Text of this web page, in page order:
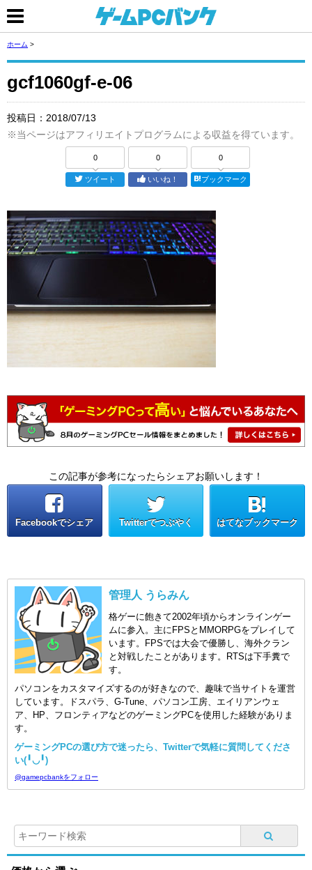
ホーム >
gcf1060gf-e-06
投稿日： 2018/07/13
※当ページはアフィリエイトプログラムによる収益を得ています。
0
ツイート
0
いいね！
0
ブックマーク
この記事が参考になったらシェアお願いします！
Facebookでシェア Twitterでつぶやく はてなブックマーク
管理人 うらみん
格ゲーに飽きて2002年頃からオンラインゲー
ムに参入。主にFPSとMMORPGをプレイして
います。FPSでは大会で優勝し、海外クラン
と対戦したことがあります。RTSは下手糞で
す。
パソコンをカスタマイズするのが好きなので、趣味で当サイトを運営
しています。ドスパラ、G-Tune、パソコン工房、エイリアンウェ
ア、HP、フロンティアなどのゲーミングPCを使用した経験がありま
す。
ゲーミングPCの選び方で迷ったら、Twitterで気軽に質問してくださ
い(╹◡╹)
@gamepcbankをフォロー